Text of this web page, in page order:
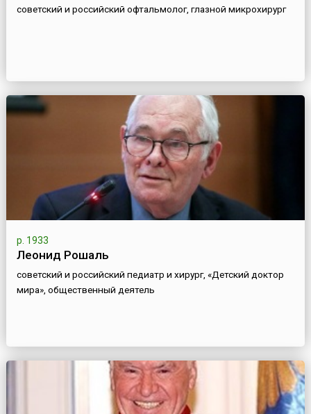
советский и российский офтальмолог, глазной микрохирург
р. 1933
Леонид Рошаль
советский и российский педиатр и хирург, «Детский доктор
мира», общественный деятель